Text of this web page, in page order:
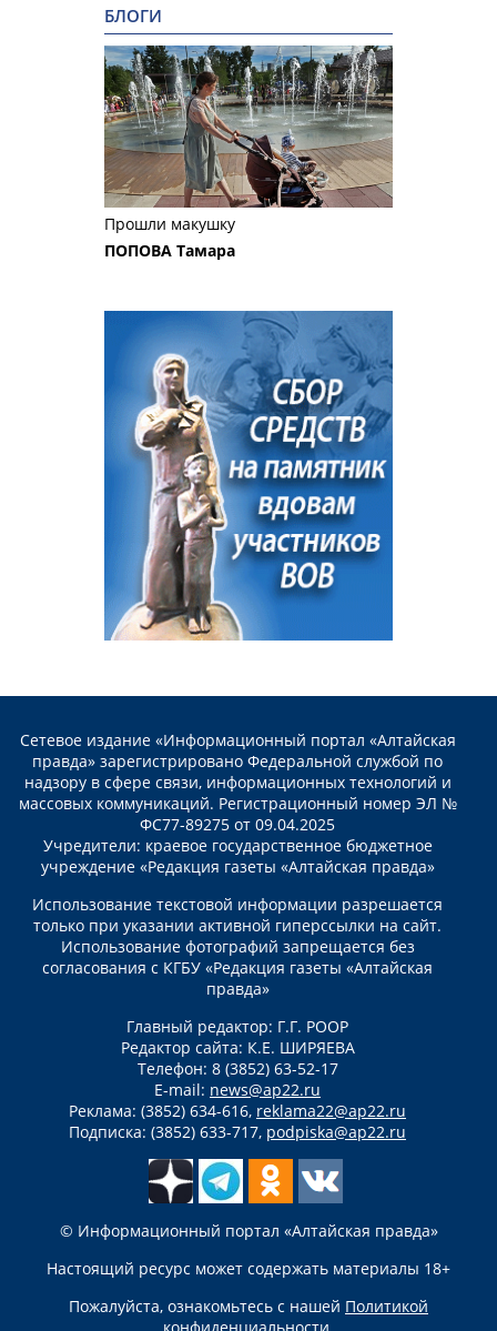
БЛОГИ
Прошли макушку
ПОПОВА Тамара
Сетевое издание «Информационный портал «Алтайская
правда» зарегистрировано Федеральной службой по
надзору в сфере связи, информационных технологий и
массовых коммуникаций. Регистрационный номер ЭЛ №
ФС77-89275 от 09.04.2025
Учредители: краевое государственное бюджетное
учреждение «Редакция газеты «Алтайская правда»
Использование текстовой информации разрешается
только при указании активной гиперссылки на сайт.
Использование фотографий запрещается без
согласования с КГБУ «Редакция газеты «Алтайская
правда»
Главный редактор: Г.Г. РООР
Редактор сайта: К.Е. ШИРЯЕВА
Телефон: 8 (3852) 63-52-17
E-mail: news@ap22.ru
Реклама: (3852) 634-616, reklama22@ap22.ru
Подписка: (3852) 633-717, podpiska@ap22.ru
© Информационный портал «Алтайская правда»
Настоящий ресурс может содержать материалы 18+
Пожалуйста, ознакомьтесь с нашей Политикой